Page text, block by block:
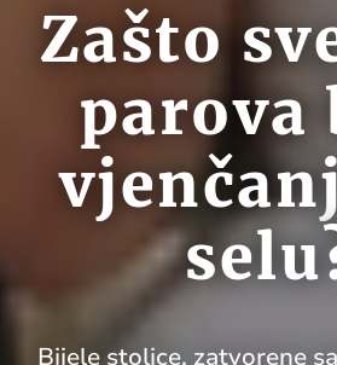
Zašto
parova
Bijele stolice, zatvorene